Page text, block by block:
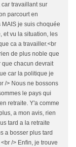
travaillant sur
parcourt en
je suis choquée
et vu la situation, les
ca a travailler.<br
de plus noble que
que chacun devrait
car la politique je
/> Nous ne bossons
le pays qui
retraite. Y'a comme
a mon avis, rien
tard a la retraite
a bosser plus tard
/> Enfin, je trouve